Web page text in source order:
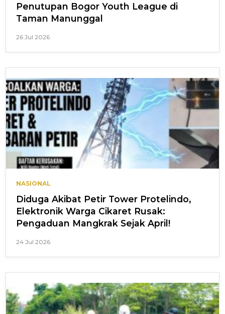
Penutupan Bogor Youth League di
Taman Manunggal
26 Jul 2026
NASIONAL
Diduga Akibat Petir Tower Protelindo,
Elektronik Warga Cikaret Rusak:
Pengaduan Mangkrak Sejak April!
24 Jul 2026